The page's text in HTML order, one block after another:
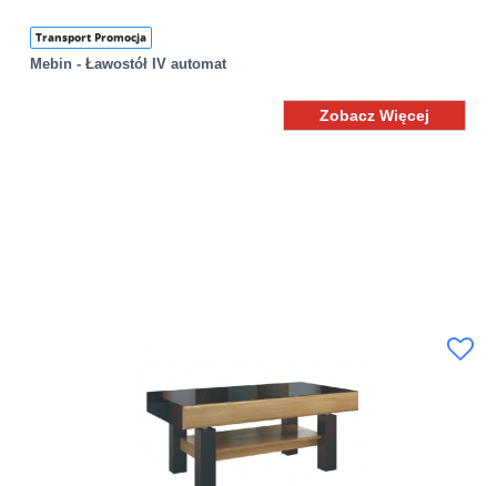
Transport Promocja
Mebin - Ławostół IV automat
Zobacz Więcej